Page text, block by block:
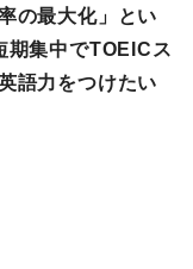
の最大化」とい
期集中でTOEICス
語力をつけたい